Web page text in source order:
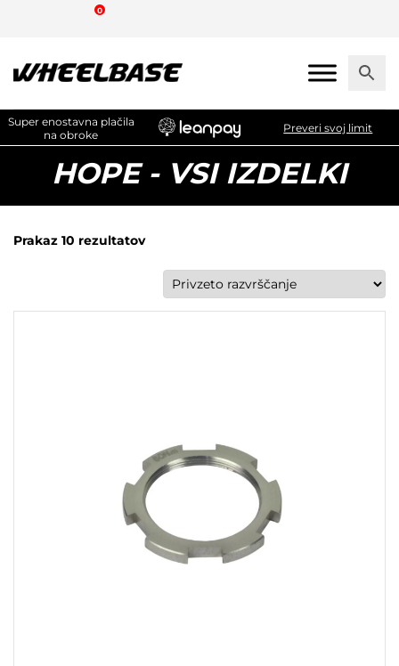
content
0
Super enostavna plačila
na obroke
Preveri svoj limit
HOPE - VSI IZDELKI
Prakaz 10 rezultatov